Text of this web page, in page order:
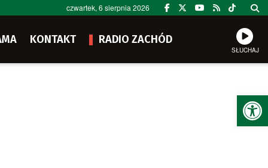
czwartek, 6 sierpnia 2026
KONTAKT RADIO ZACHÓD
SŁUCHAJ